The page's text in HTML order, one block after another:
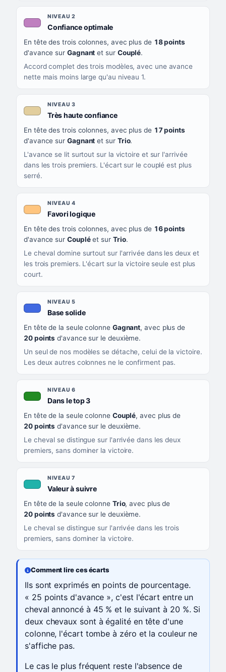
NIVEAU 2
Confiance optimale, couleur mauve
En tête des trois colonnes, avec plus de 18 points
d'avance sur Gagnant et sur Couplé.
Accord complet des trois modèles, avec une avance
nette mais moins large qu'au niveau 1.
NIVEAU 3
Très haute confiance, couleur beige
En tête des trois colonnes, avec plus de 17 points
d'avance sur Gagnant et sur Trio.
L'avance se lit surtout sur la victoire et sur l'arrivée
dans les trois premiers. L'écart sur le couplé est plus
serré.
NIVEAU 4
Favori logique, couleur orange clair
En tête des trois colonnes, avec plus de 16 points
d'avance sur Coupléet sur Trio.
Le cheval domine surtout sur l'arrivée dans les deux et
les trois premiers. L'écart sur la victoire seule est plus
court.
NIVEAU 5
Base solide, couleur bleu roi
En tête de la seule colonne Gagnant, avec plus de
20 points d'avance sur le deuxième.
Un seul de nos modèles se détache, celui de la victoire.
Les deux autres colonnes ne le confirment pas.
NIVEAU 6
Dans le top 3, couleur verte
En tête de la seule colonne Couplé, avec plus de
20 points d'avance sur le deuxième.
Le cheval se distingue sur l'arrivée dans les deux
premiers, sans dominer la victoire.
NIVEAU 7
Valeur à suivre, couleur turquoise
En tête de la seule colonne Trio, avec plus de
20 points d'avance sur le deuxième.
Le cheval se distingue sur l'arrivée dans les trois
premiers, sans dominer la victoire.
Comment lire ces écarts
Ils sont exprimés en points de pourcentage.
« 25 points d'avance », c'est l'écart entre un
cheval annoncé à 45 % et le suivant à 20 %. Si
deux chevaux sont à égalité en tête d'une
colonne, l'écart tombe à zéro et la couleur ne
s'affiche pas.
Le cas le plus fréquent reste l'absence de